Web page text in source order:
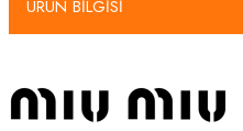
ÜRÜN BİLGİSİ